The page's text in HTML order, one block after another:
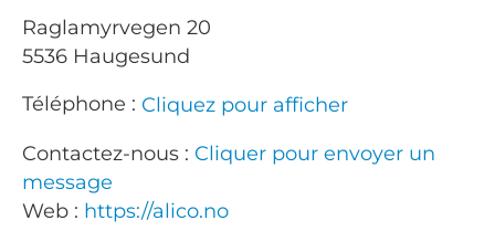
Raglamyrvegen 20
5536 Haugesund
Téléphone : Cliquez pour afficher
Contactez-nous : Cliquer pour envoyer un
message
Web : https://alico.no